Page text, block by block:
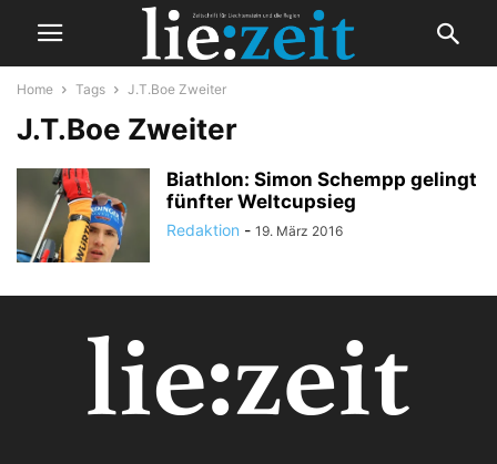
Home Tags J.T.Boe Zweiter
J.T.Boe Zweiter
Biathlon: Simon Schempp gelingt
fünfter Weltcupsieg
Redaktion - 19. März 2016